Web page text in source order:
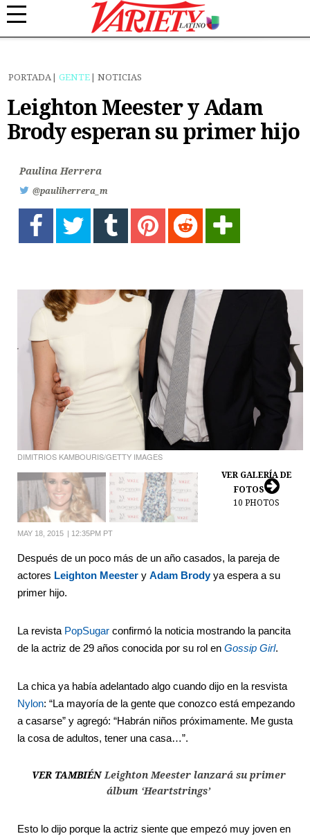
PORTADA GENTE NOTICIAS
Leighton Meester y Adam
Brody esperan su primer hijo
Paulina Herrera
@pauliherrera_m
DIMITRIOS KAMBOURIS/GETTY IMAGES
VER GALERÍA DE
FOTOS
10 PHOTOS
MAY 18, 2015 12:35PM PT
Después de un poco más de un año casados, la pareja de
actores Leighton Meester y Adam Brodyya espera a su
primer hijo.
La revista PopSugar confirmó la noticia mostrando la pancita
de la actriz de 29 años conocida por su rol en Gossip Girl.
La chica ya había adelantado algo cuando dijo en la resvista
Nylon: “La mayoría de la gente que conozco está empezando
a casarse” y agregó: “Habrán niños próximamente. Me gusta
la cosa de adultos, tener una casa…”.
VER TAMBIÉN Leighton Meester lanzará su primer
álbum ‘Heartstrings’
Esto lo dijo porque la actriz siente que empezó muy joven en